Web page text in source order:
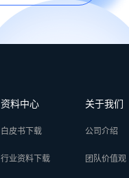
资料中心
白皮书下载
行业资料下载
关于我们
公司介绍
团队价值观